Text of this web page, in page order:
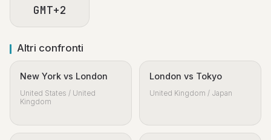
GMT+2
Altri confronti
New York vs London
United States / United
Kingdom
London vs Tokyo
United Kingdom / Japan